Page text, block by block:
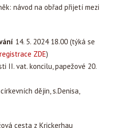
návod na obřad přijetí mezi
14. 5. 2024 18.00 (týká se
registrace ZDE)
II. vat. koncilu, papežové 20.
dějin, s.Denisa,
cesta z Krickerhau